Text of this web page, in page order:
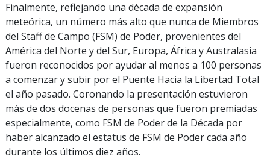
Finalmente, reflejando una década de expansión
meteórica, un número más alto que nunca de Miembros
del Staff de Campo (FSM) de Poder, provenientes del
América del Norte y del Sur, Europa, África y Australasia
fueron reconocidos por ayudar al menos a 100 personas
a comenzar y subir por el Puente Hacia la Libertad Total
el año pasado. Coronando la presentación estuvieron
más de dos docenas de personas que fueron premiadas
especialmente, como FSM de Poder de la Década por
haber alcanzado el estatus de FSM de Poder cada año
durante los últimos diez años.